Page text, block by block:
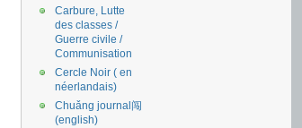
Carbure, Lutte
des classes /
Guerre civile /
Communisation
Cercle Noir ( en
néerlandais)
Chuǎng journal闯
(english)